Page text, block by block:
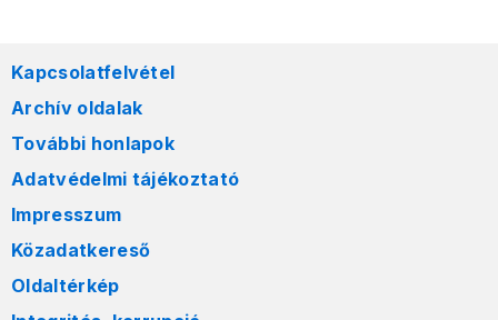
Kapcsolatfelvétel
Archív oldalak
További honlapok
Adatvédelmi tájékoztató
Impresszum
Közadatkereső
Oldaltérkép